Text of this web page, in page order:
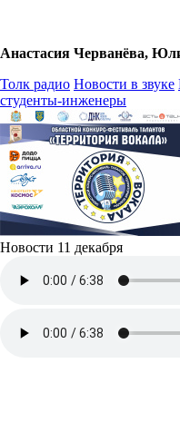
Анастасия Черванёва,
Толк радио Новости в звуке
студенты-инженеры
Новости 11 декабря